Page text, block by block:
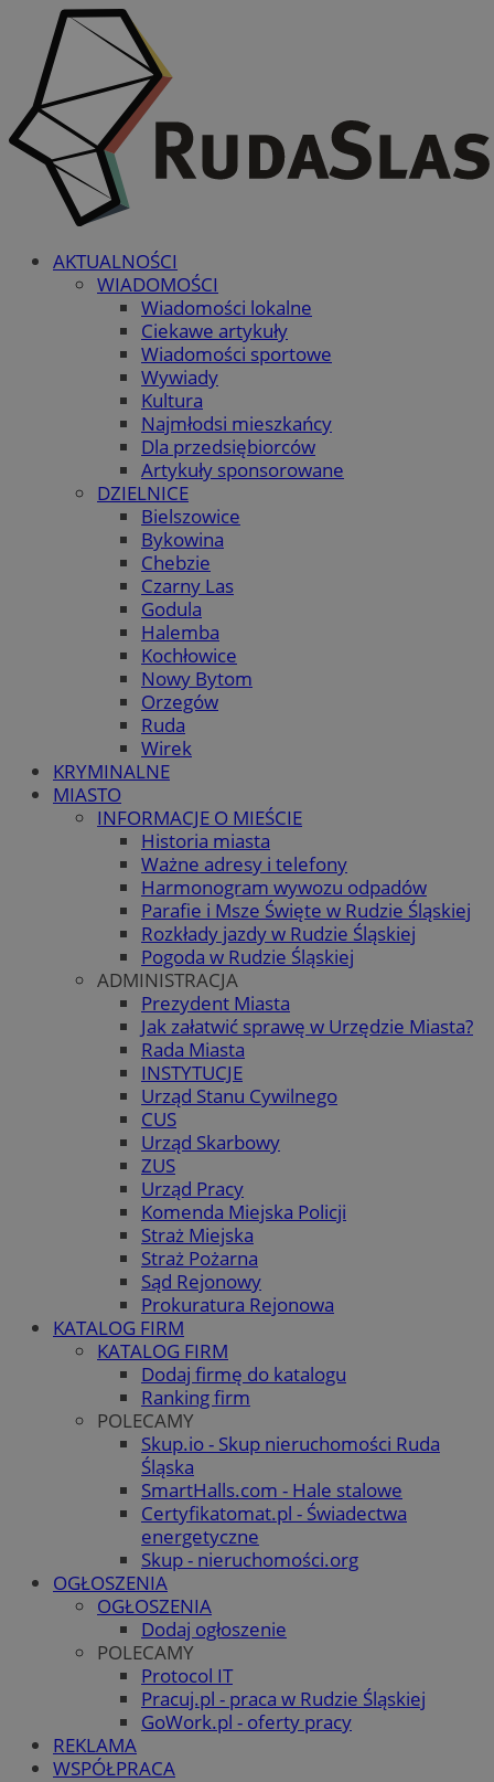
AKTUALNOŚCI
WIADOMOŚCI
Wiadomości lokalne
Ciekawe artykuły
Wiadomości sportowe
Wywiady
Kultura
Najmłodsi mieszkańcy
Dla przedsiębiorców
Artykuły sponsorowane
DZIELNICE
Bielszowice
Bykowina
Chebzie
Czarny Las
Godula
Halemba
Kochłowice
Nowy Bytom
Orzegów
Ruda
Wirek
KRYMINALNE
MIASTO
INFORMACJE O MIEŚCIE
Historia miasta
Ważne adresy i telefony
Harmonogram wywozu odpadów
Parafie i Msze Święte w Rudzie Śląskiej
Rozkłady jazdy w Rudzie Śląskiej
Pogoda w Rudzie Śląskiej
ADMINISTRACJA
Prezydent Miasta
Jak załatwić sprawę w Urzędzie Miasta?
Rada Miasta
INSTYTUCJE
Urząd Stanu Cywilnego
CUS
Urząd Skarbowy
ZUS
Urząd Pracy
Komenda Miejska Policji
Straż Miejska
Straż Pożarna
Sąd Rejonowy
Prokuratura Rejonowa
KATALOG FIRM
KATALOG FIRM
Dodaj firmę do katalogu
Ranking firm
POLECAMY
Skup.io - Skup nieruchomości Ruda
Śląska
SmartHalls.com - Hale stalowe
Certyfikatomat.pl - Świadectwa
energetyczne
Skup - nieruchomości.org
OGŁOSZENIA
OGŁOSZENIA
Dodaj ogłoszenie
POLECAMY
Protocol IT
Pracuj.pl - praca w Rudzie Śląskiej
GoWork.pl - oferty pracy
REKLAMA
WSPÓŁPRACA